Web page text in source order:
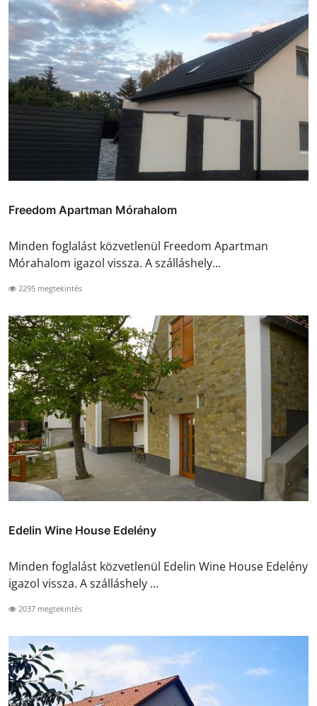
Freedom Apartman Mórahalom
Minden foglalást közvetlenül Freedom Apartman
Mórahalom igazol vissza. A szálláshely...
2295 megtekintés
Edelin Wine House Edelény
Minden foglalást közvetlenül Edelin Wine House Edelény
igazol vissza. A szálláshely ...
2037 megtekintés